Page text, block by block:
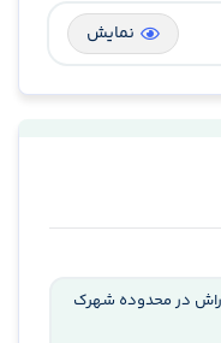
نمایش
راش در محدوده شهرک